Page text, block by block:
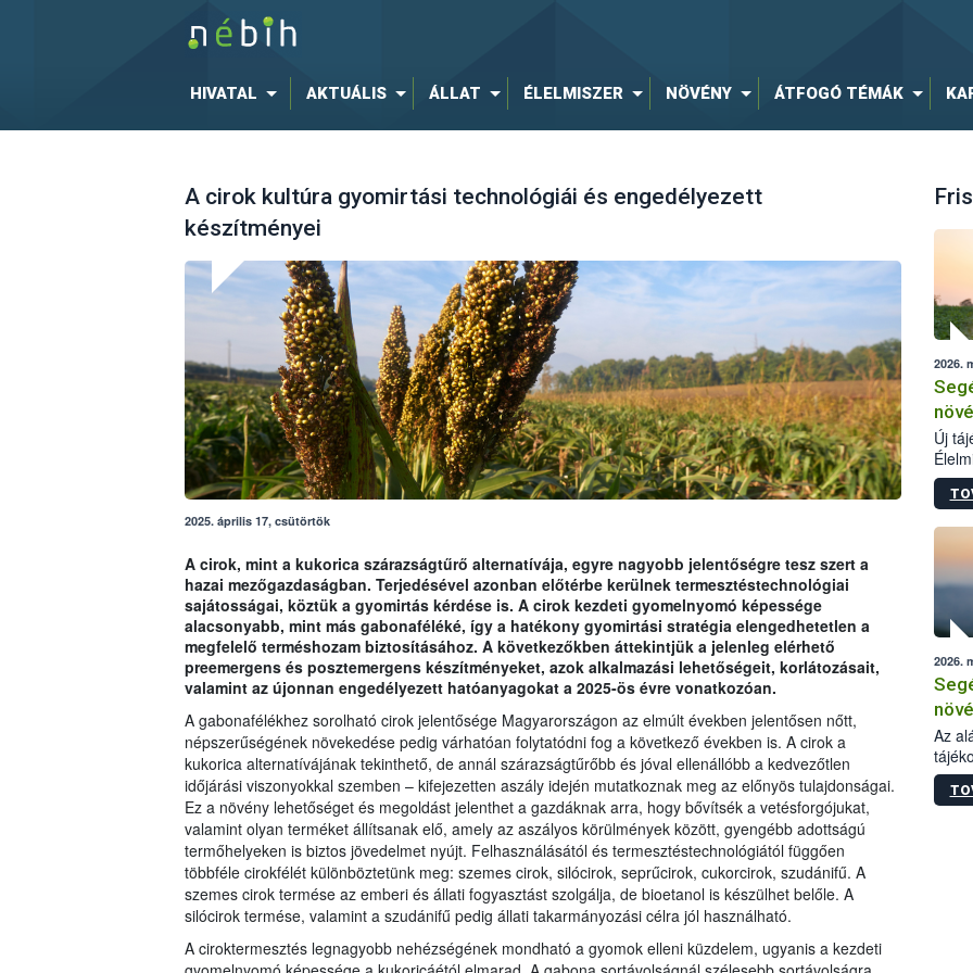
HIVATAL AKTUÁLIS ÁLLAT ÉLELMISZER NÖVÉNY ÁTFOGÓ TÉMÁK
A cirok kultúra gyomirtási technológiái és engedélyezett
készítményei
2025. április 17, csütörtök
A cirok, mint a kukorica szárazságtűrő alternatívája, egyre nagyobb jelentőségre tesz szert a
hazai mezőgazdaságban. Terjedésével azonban előtérbe kerülnek termesztéstechnológiai
sajátosságai, köztük a gyomirtás kérdése is. A cirok kezdeti gyomelnyomó képessége
alacsonyabb, mint más gabonaféléké, így a hatékony gyomirtási stratégia elengedhetetlen a
megfelelő terméshozam biztosításához. A következőkben áttekintjük a jelenleg elérhető
preemergens és posztemergens készítményeket, azok alkalmazási lehetőségeit, korlátozásait,
valamint az újonnan engedélyezett hatóanyagokat a 2025-ös évre vonatkozóan.
A gabonafélékhez sorolható cirok jelentősége Magyarországon az elmúlt években jelentősen nőtt,
népszerűségének növekedése pedig várhatóan folytatódni fog a következő években is. A cirok a
kukorica alternatívájának tekinthető, de annál szárazságtűrőbb és jóval ellenállóbb a kedvezőtlen
időjárási viszonyokkal szemben – kifejezetten aszály idején mutatkoznak meg az előnyös tulajdonságai.
Ez a növény lehetőséget és megoldást jelenthet a gazdáknak arra, hogy bővítsék a vetésforgójukat,
valamint olyan terméket állítsanak elő, amely az aszályos körülmények között, gyengébb adottságú
termőhelyeken is biztos jövedelmet nyújt. Felhasználásától és termesztéstechnológiától függően
többféle cirokfélét különböztetünk meg: szemes cirok, silócirok, seprűcirok, cukorcirok, szudánifű. A
szemes cirok termése az emberi és állati fogyasztást szolgálja, de bioetanol is készülhet belőle. A
silócirok termése, valamint a szudánifű pedig állati takarmányozási célra jól használható.
A ciroktermesztés legnagyobb nehézségének mondható a gyomok elleni küzdelem, ugyanis a kezdeti
2026.
Új
2026.
Az